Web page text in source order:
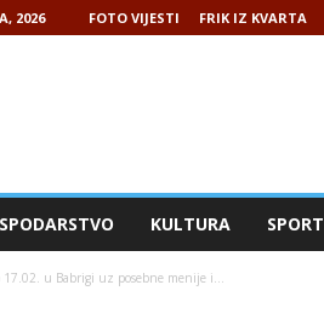
2026 FOTO VIJESTI FRIK IZ KVARTA
KULTURA SPORT
u Babrigi uz posebne menije i...